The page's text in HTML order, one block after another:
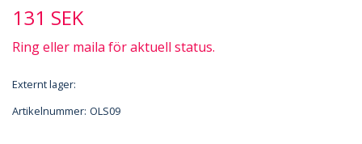
131 SEK
Ring eller maila för aktuell status.
Externt lager:
Artikelnummer: OLS09